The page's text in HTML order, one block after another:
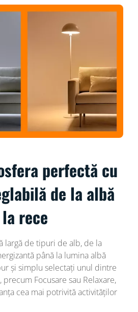
perfectă cu
de la albă
rece
largă de tipuri de alb, de la
până la lumina albă
și simplu selectați unul dintre
Focusare sau Relaxare,
cea mai potrivită activităților